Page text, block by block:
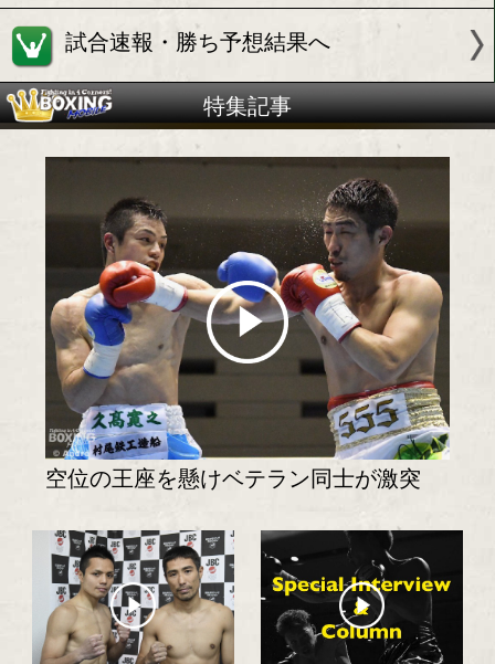
試合情報
有料試合動画を見る
試合日程・勝ち予想へ
試合速報・勝ち予想結果へ
特集記事